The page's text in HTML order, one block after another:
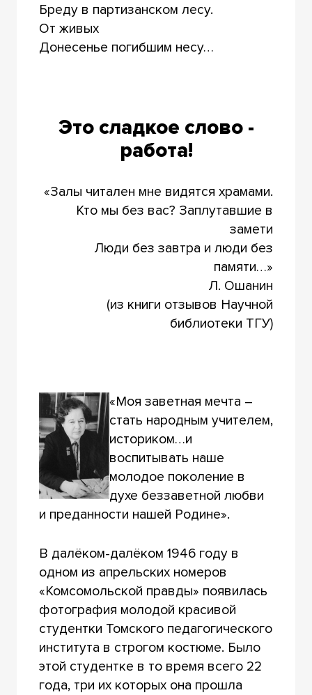
Бреду в партизанском лесу.
От живых
Донесенье погибшим несу…
Это сладкое слово -
работа!
«Залы читален мне видятся храмами.
Кто мы без вас? Заплутавшие в
замети
Люди без завтра и люди без
памяти…»
Л. Ошанин
(из книги отзывов Научной
библиотеки ТГУ)
«Моя заветная мечта –
стать народным учителем,
историком…и
воспитывать наше
молодое поколение в
духе беззаветной любви
и преданности нашей Родине».
В далёком-далёком 1946 году в
одном из апрельских номеров
«Комсомольской правды» появилась
фотография молодой красивой
студентки Томского педагогического
института в строгом костюме. Было
этой студентке в то время всего 22
года, три их которых она прошла